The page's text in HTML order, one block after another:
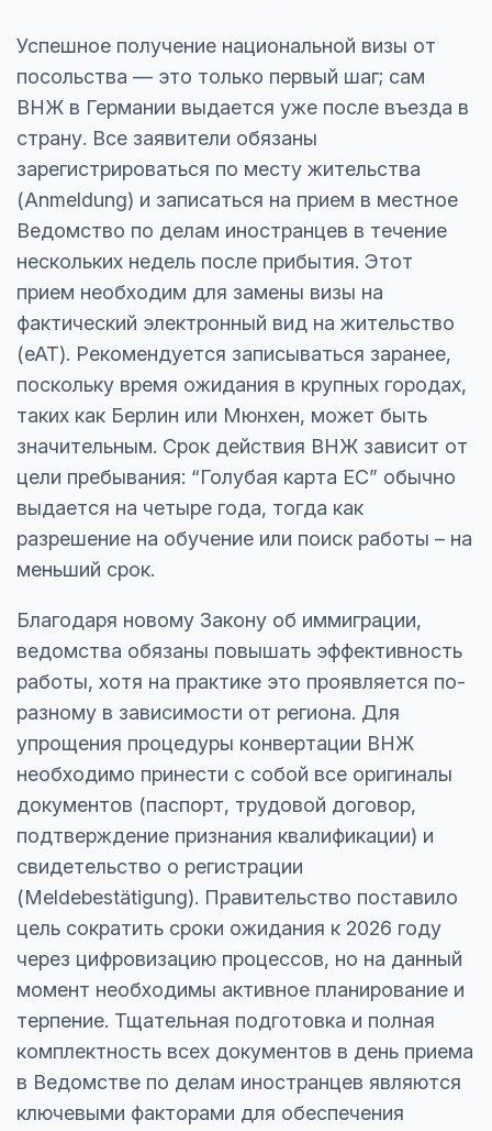
Успешное получение национальной визы от
посольства — это только первый шаг; сам
ВНЖ в Германии выдается уже после въезда в
страну. Все заявители обязаны
зарегистрироваться по месту жительства
(Anmeldung) и записаться на прием в местное
Ведомство по делам иностранцев в течение
нескольких недель после прибытия. Этот
прием необходим для замены визы на
фактический электронный вид на жительство
(eAT). Рекомендуется записываться заранее,
поскольку время ожидания в крупных городах,
таких как Берлин или Мюнхен, может быть
значительным. Срок действия ВНЖ зависит от
цели пребывания: “Голубая карта ЕС” обычно
выдается на четыре года, тогда как
разрешение на обучение или поиск работы – на
меньший срок.
Благодаря новому Закону об иммиграции,
ведомства обязаны повышать эффективность
работы, хотя на практике это проявляется по-
разному в зависимости от региона. Для
упрощения процедуры конвертации ВНЖ
необходимо принести с собой все оригиналы
документов (паспорт, трудовой договор,
подтверждение признания квалификации) и
свидетельство о регистрации
(Meldebestätigung). Правительство поставило
цель сократить сроки ожидания к 2026 году
через цифровизацию процессов, но на данный
момент необходимы активное планирование и
терпение. Тщательная подготовка и полная
комплектность всех документов в день приема
в Ведомстве по делам иностранцев являются
ключевыми факторами для обеспечения